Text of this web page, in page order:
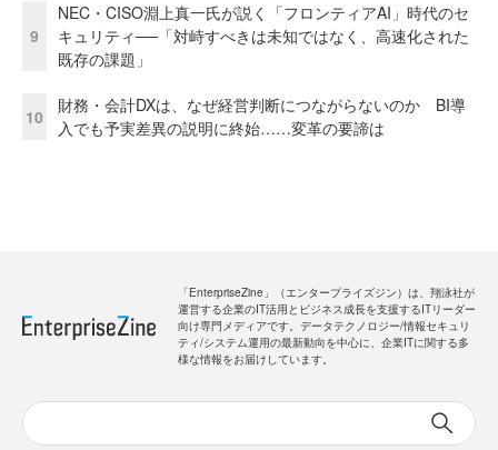
9
NEC・CISO淵上真一氏が説く「フロンティアAI」時代のセ
キュリティ──「対峙すべきは未知ではなく、高速化された
既存の課題」
10
財務・会計DXは、なぜ経営判断につながらないのか BI導
入でも予実差異の説明に終始……変革の要諦は
「EnterpriseZine」（エンタープライズジン）は、翔泳社が
運営する企業のIT活用とビジネス成長を支援するITリーダー
向け専門メディアです。データテクノロジー/情報セキュリ
ティ/システム運用の最新動向を中心に、企業ITに関する多
様な情報をお届けしています。